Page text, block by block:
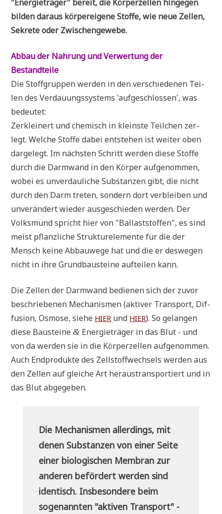
"Ener­gie­trä­ger" bereit, die Kör­per­zel­len hin­ge­gen
bil­den dar­aus kör­per­ei­ge­ne Stof­fe, wie neue Zel­len,
Sekre­te oder Zwischengewebe.
Abbau der Nah­rung und Ver­wer­tung der
Bestandteile
Die Stoff­grup­pen wer­den in den ver­schie­de­nen Tei­
len des Ver­dau­ungs­sy­stems 'auf­ge­schlos­sen', was
bedeutet:
Zer­klei­nert und che­misch in klein­ste Teil­chen zer­
legt. Wel­che Stof­fe dabei ent­ste­hen ist wei­ter oben
dar­ge­legt. Im näch­sten Schritt wer­den die­se Stof­fe
durch die Darm­wand in den Kör­per auf­ge­nom­men,
wobei es unver­dau­li­che Sub­stan­zen gibt, die nicht
durch den Darm tre­ten, son­dern dort ver­blei­ben und
unver­än­dert wie­der aus­ge­schie­den wer­den. Der
Volks­mund spricht hier von "Bal­last­stof­fen", es sind
meist pflanz­li­che Struk­tur­ele­men­te für die der
Mensch kei­ne Abbau­we­ge hat und die er des­we­gen
nicht in ihre Grund­bau­stei­ne auf­tei­len kann.
Die Zel­len der Darm­wand bedie­nen sich der zuvor
beschrie­be­nen Mecha­nis­men (akti­ver Trans­port, Dif­
fu­si­on, Osmo­se, sie­he HIER und HIER). So gelan­gen
die­se Bau­stei­ne& Ener­gie­trä­ger in das Blut - und
von da wer­den sie in die Kör­per­zel­len auf­ge­nom­men.
Auch End­pro­duk­te des Zell­stoff­wech­sels wer­den aus
den Zel­len auf glei­che Art her­aus­trans­por­tiert und in
das Blut abgegeben.
Die Mecha­nis­men aller­dings, mit
denen Sub­stan­zen von einer Sei­te
einer bio­lo­gi­schen Mem­bran zur
ande­ren beför­dert wer­den sind
iden­tisch. Ins­be­son­de­re beim
soge­nann­ten "akti­ven Trans­port" -